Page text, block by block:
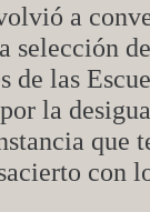
a
selección
de las
la
que
con